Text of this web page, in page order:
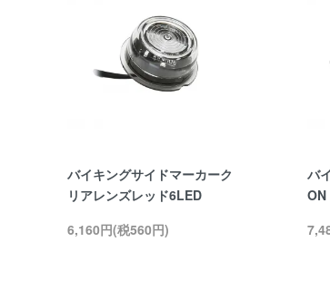
バイキングサイドマーカーク
リアレンズレッド6LED
6,160円(税560円)
バ
ON